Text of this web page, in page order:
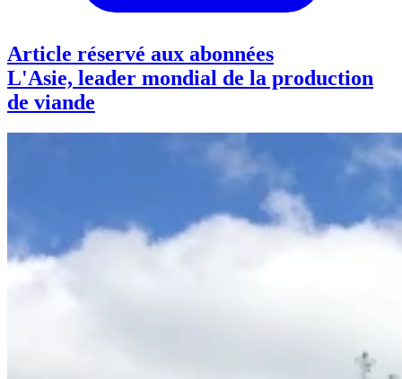
Article réservé aux abonnées
L'Asie, leader mondial de la production
de viande